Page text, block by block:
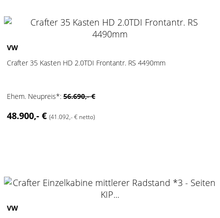
VW
Crafter 35 Kasten HD 2.0TDI Frontantr. RS 4490mm
Ehem. Neupreis*: 56.690,- €
48.900,- € (41.092,- € netto)
VW